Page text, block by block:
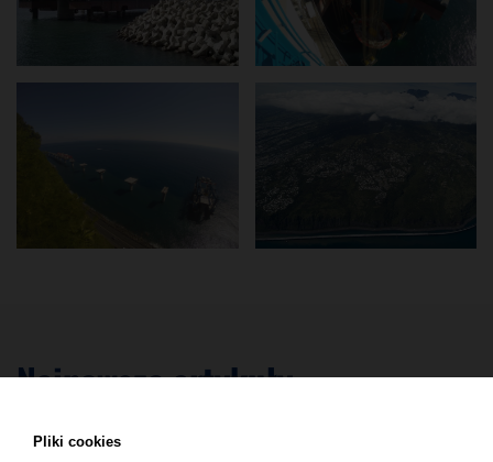
Najnowsze artykuły
Pliki cookies